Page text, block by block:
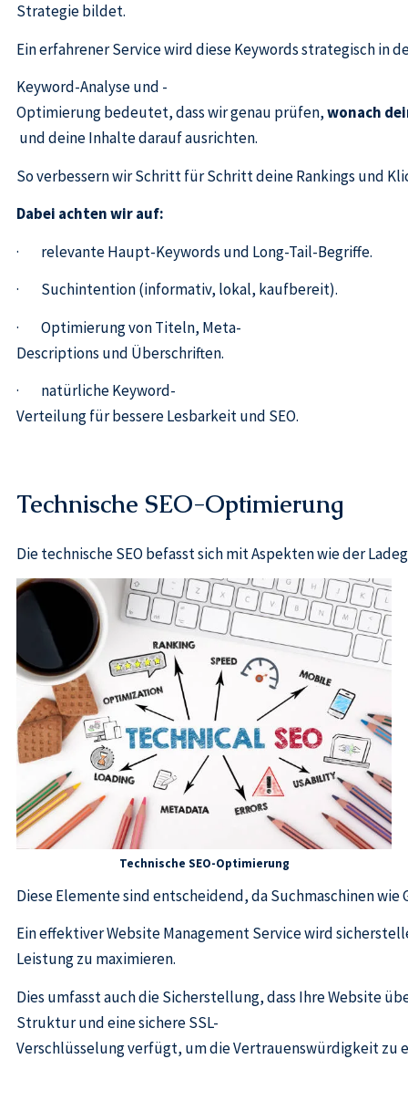
Strategie bildet.
Ein erfahrener Service wird diese Keywords strategisch in
Keyword-Analyse und -
Optimierung bedeutet, dass wir genau prüfen,wonach
und deine Inhalte darauf ausrichten.
So verbessern wir Schritt für Schritt deine Rankings und
Dabei achten wir auf:
· relevante Haupt-Keywords und Long-Tail-Begriffe.
· Suchintention (informativ, lokal, kaufbereit).
· Optimierung von Titeln, Meta-
Descriptions und Überschriften.
· natürliche Keyword-
Verteilung für bessere Lesbarkeit und SEO.
Technische SEO-Optimierung
Die technische SEO befasst sich mit Aspekten wie der
Technische SEO-Optimierung
Diese Elemente sind entscheidend, da Suchmaschinen
Ein effektiver Website Management Service wird
Leistung zu maximieren.
Dies umfasst auch die Sicherstellung, dass Ihre Website
Struktur und eine sichere SSL-
Verschlüsselung verfügt, um die Vertrauenswürdigkeit zu